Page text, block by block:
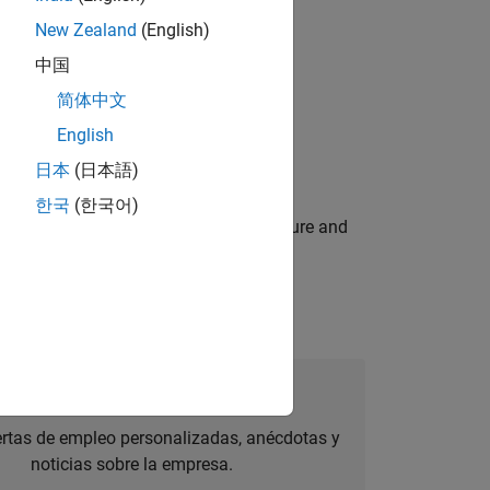
strategy and major
internal events that strengthen culture and
de empleo personalizadas, anécdotas y
noticias sobre la empresa.
New Zealand (English)
中国
简体中文
English
日本 (日本語)
한국 (한국어)